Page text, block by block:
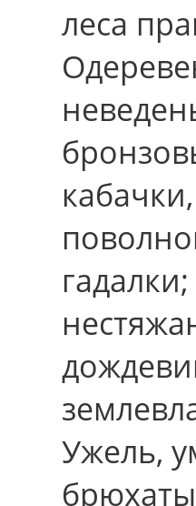
леса
Ужель,